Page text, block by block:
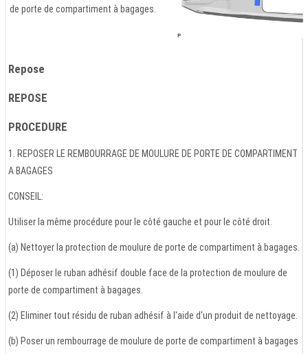
de porte de compartiment à bagages.
Repose
REPOSE
PROCEDURE
1. REPOSER LE REMBOURRAGE DE MOULURE DE PORTE DE COMPARTIMENT
A BAGAGES
CONSEIL:
Utiliser la même procédure pour le côté gauche et pour le côté droit.
(a) Nettoyer la protection de moulure de porte de compartiment à bagages.
(1) Déposer le ruban adhésif double face de la protection de moulure de
porte de compartiment à bagages.
(2) Eliminer tout résidu de ruban adhésif à l'aide d'un produit de nettoyage.
(b) Poser un rembourrage de moulure de porte de compartiment à bagages